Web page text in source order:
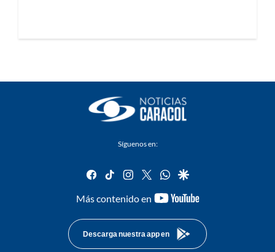
Síguenos en:
facebook
tiktok instagram
twitterwhatsapp
google
Más contenido en
youtube-
Descarga nuestra app en